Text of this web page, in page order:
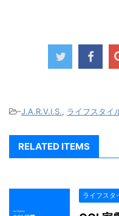
-J.A.R.V.I.S., ライフスタイ
RELATED ITEMS
ライフスタ